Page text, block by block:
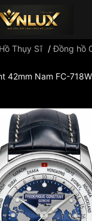
hồ G-Shock đồng hồ
Thụy Sĩ /Đồng hồ
42mm Nam FC-